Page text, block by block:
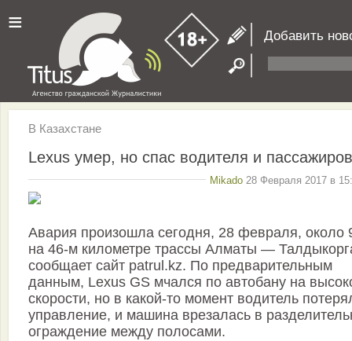
≡ Добавить
В Казахстане
Lexus умер, но спас водителя и
Mikado 28 Февраля 2017 в
Авария произошла сегодня, 28 февраля, около
на 46-м километре трассы Алматы —
сообщает сайт patrul.kz. По предварительным
данным, Lexus GS мчался по автобану на
скорости, но в какой-то момент водитель
управление, и машина врезалась в
ограждение между полосами.